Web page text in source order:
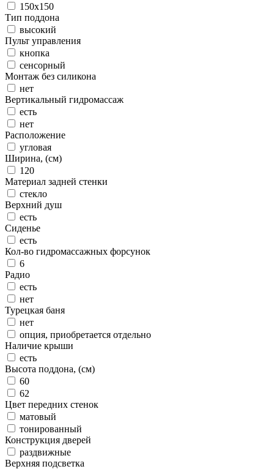
150x150
Тип поддона
высокий
Пульт управления
кнопка
сенсорный
Монтаж без силикона
нет
Вертикальный гидромассаж
есть
нет
Расположение
угловая
Ширина, (см)
120
Материал задней стенки
стекло
Верхний душ
есть
Сиденье
есть
Кол-во гидромассажных форсунок
6
Радио
есть
нет
Турецкая баня
нет
опция, приобретается отдельно
Наличие крыши
есть
Высота поддона, (см)
60
62
Цвет передних стенок
матовый
тонированный
Конструкция дверей
раздвижные
Верхняя подсветка